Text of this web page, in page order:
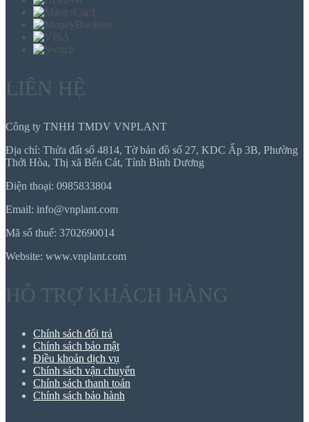
LIÊN HỆ
Công ty TNHH TMDV VNPLANT
Địa chỉ: Thửa đất số 4814, Tờ bản đồ số 27, KDC Ấp 3B, Phường
Thới Hòa, Thị xã Bến Cát, Tỉnh Bình Dương
Điện thoại: 0985833804
Email: info@vnplant.com
Mã số thuế: 3702690014
Website: www.vnplant.com
HỖ TRỢ KHÁCH HÀNG
Chính sách đổi trả
Chính sách bảo mật
Điều khoản dịch vụ
Chính sách vận chuyển
Chính sách thanh toán
Chính sách bảo hành